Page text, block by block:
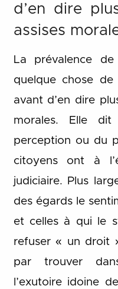
d’en dire
assises
La prévalence
quelque chose
avant d’en dire
morales. Elle
perception ou du
citoyens ont à
judiciaire. Plus
des égards le
et celles à qui le
refuser « un droit
par trouver
l’exutoire idoine